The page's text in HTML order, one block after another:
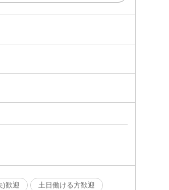
)歓迎 土日働ける方歓迎